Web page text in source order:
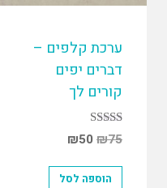
ערכת קלפים –
דברים יפים
קורים לך
דורג
5.00
₪75
₪50
הוספה לסל